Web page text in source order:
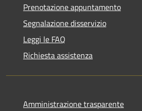
Prenotazione appuntamento
Segnalazione disservizio
Leggi le FAQ
Richiesta assistenza
Amministrazione trasparente